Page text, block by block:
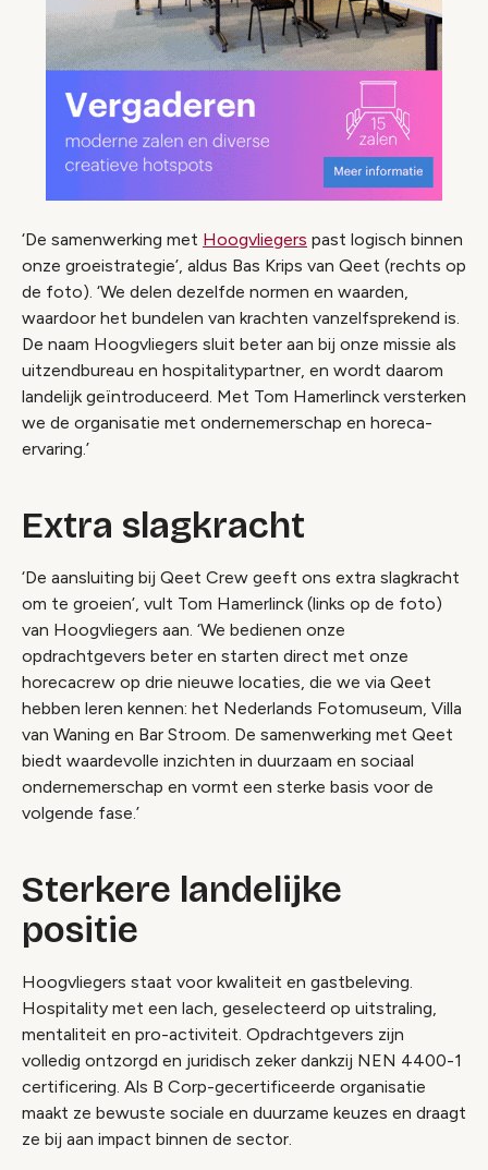
‘De samenwerking met Hoogvliegers past logisch binnen
onze groeistrategie’, aldus Bas Krips van Qeet (rechts op
de foto). ‘We delen dezelfde normen en waarden,
waardoor het bundelen van krachten vanzelfsprekend is.
De naam Hoogvliegers sluit beter aan bij onze missie als
uitzendbureau en hospitalitypartner, en wordt daarom
landelijk geïntroduceerd. Met Tom Hamerlinck versterken
we de organisatie met ondernemerschap en horeca-
ervaring.’
Extra slagkracht
‘De aansluiting bij Qeet Crew geeft ons extra slagkracht
om te groeien’, vult Tom Hamerlinck (links op de foto)
van Hoogvliegers aan. ‘We bedienen onze
opdrachtgevers beter en starten direct met onze
horecacrew op drie nieuwe locaties, die we via Qeet
hebben leren kennen: het Nederlands Fotomuseum, Villa
van Waning en Bar Stroom. De samenwerking met Qeet
biedt waardevolle inzichten in duurzaam en sociaal
ondernemerschap en vormt een sterke basis voor de
volgende fase.’
Sterkere landelijke
positie
Hoogvliegers staat voor kwaliteit en gastbeleving.
Hospitality met een lach, geselecteerd op uitstraling,
mentaliteit en pro-activiteit. Opdrachtgevers zijn
volledig ontzorgd en juridisch zeker dankzij NEN 4400-1
certificering. Als B Corp-gecertificeerde organisatie
maakt ze bewuste sociale en duurzame keuzes en draagt
ze bij aan impact binnen de sector.